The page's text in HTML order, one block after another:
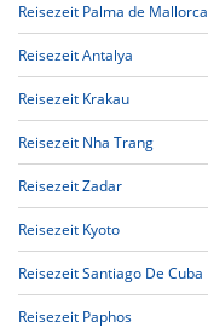
Reisezeit Palma de Mallorca
Reisezeit Antalya
Reisezeit Krakau
Reisezeit Nha Trang
Reisezeit Zadar
Reisezeit Kyoto
Reisezeit Santiago De Cuba
Reisezeit Paphos